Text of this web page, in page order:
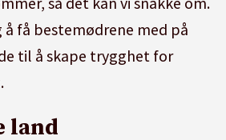
få bestemødrene med på
til å skape trygghet for
land